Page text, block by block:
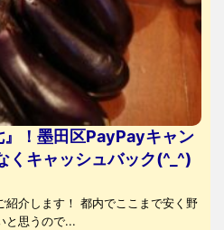
！墨田区PayPayキャン
くキャッシュバック(^_^)
紹介します！ 都内でここまで安く野
と思うので...